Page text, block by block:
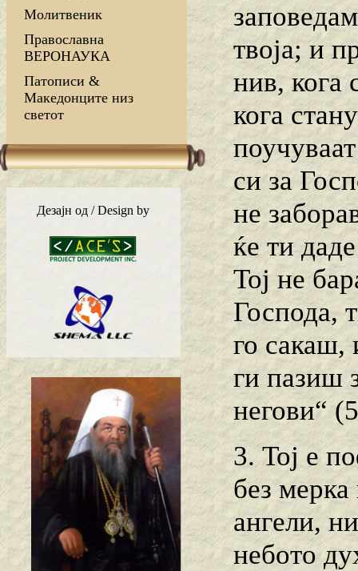
Молитвеник
Православна
ВЕРОНАУКА
Патописи &
Македонците низ
светот
Дезајн од / Design by
твоја; и
нив, кога
кога
си за
не
ќе ти
Тој не
Господа,
го
ги пазиш
негови“
3. Тој е
без
ангели,
небото